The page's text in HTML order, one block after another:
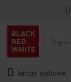
lampy sufitowe